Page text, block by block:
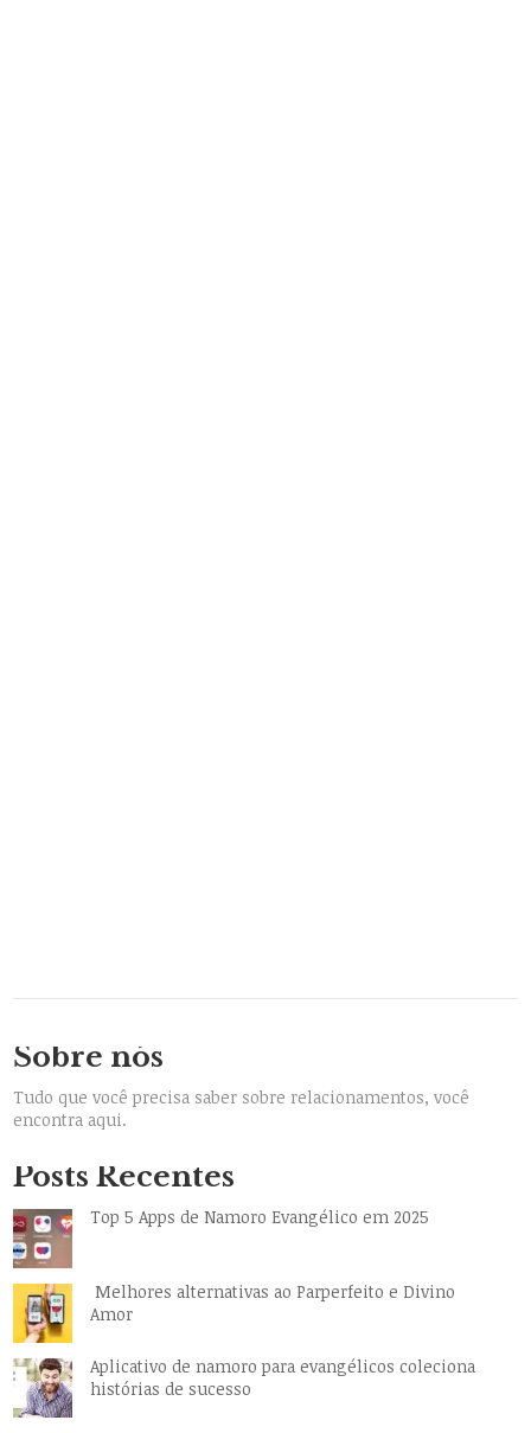
Sobre nós
Tudo que você precisa saber sobre relacionamentos, você
encontra aqui.
Posts Recentes
Top 5 Apps de Namoro Evangélico em 2025
Melhores alternativas ao Parperfeito e Divino
Amor
Aplicativo de namoro para evangélicos coleciona
histórias de sucesso